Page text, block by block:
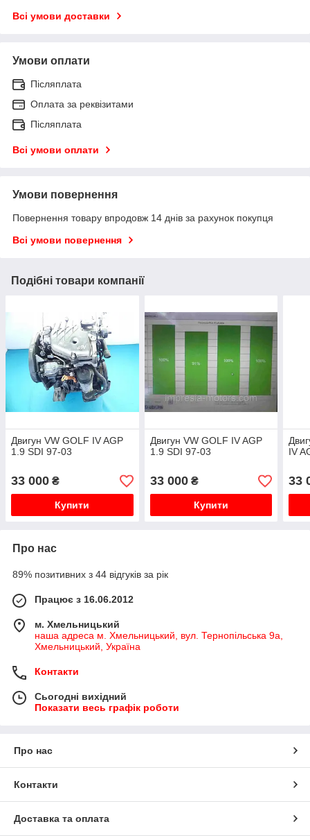
Всі умови доставки
Умови оплати
Післяплата
Оплата за реквізитами
Післяплата
Всі умови оплати
Умови повернення
Повернення товару впродовж 14 днів за рахунок покупця
Всі умови повернення
Подібні товари компанії
Двигун VW GOLF IV AGP
1.9 SDI 97-03
33 000 ₴
Купити
Двигун VW GOLF IV AGP
1.9 SDI 97-03
33 000₴
Купити
IV
33
Про нас
89% позитивних з 44 відгуків за рік
Працює з 16.06.2012
м. Хмельницький
наша адреса м. Хмельницький, вул. Тернопільська 9а,
Хмельницький, Україна
Контакти
Сьогодні вихідний
Показати весь графік роботи
Про нас
Контакти
Доставка та оплата